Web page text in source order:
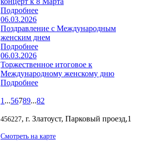
Подробнее
06.03.2026
Поздравление с Международным
женским днем
Подробнее
06.03.2026
Торжественное итоговое к
Международному женскому дню
Подробнее
1 ...56789...82
456227, г. Златоуст, Парковый проезд,1
Смотреть на карте